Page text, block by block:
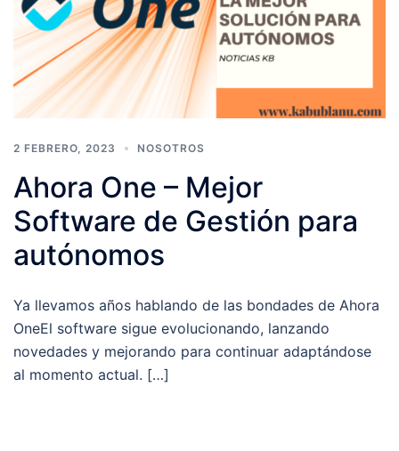
2 FEBRERO, 2023 NOSOTROS
Ahora One – Mejor
Software de Gestión para
autónomos
Ya llevamos años hablando de las bondades de Ahora
OneEl software sigue evolucionando, lanzando
novedades y mejorando para continuar adaptándose
al momento actual. […]